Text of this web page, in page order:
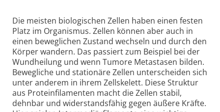
Die meisten biologischen Zellen haben einen festen
Platz im Organismus. Zellen können aber auch in
einen beweglichen Zustand wechseln und durch den
Körper wandern. Das passiert zum Beispiel bei der
Wundheilung und wenn Tumore Metastasen bilden.
Bewegliche und stationäre Zellen unter­scheiden sich
unter anderem in ihrem Zellskelett. Diese Struktur
aus Protein­filamenten macht die Zellen stabil,
dehnbar und widerstandsfähig gegen äußere Kräfte.